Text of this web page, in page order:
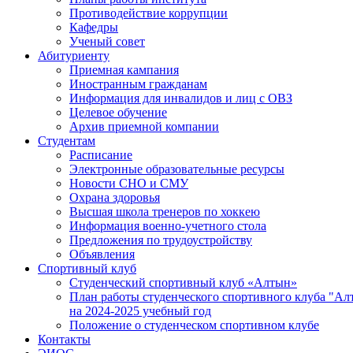
Противодействие коррупции
Кафедры
Ученый совет
Абитуриенту
Приемная кампания
Иностранным гражданам
Информация для инвалидов и лиц с ОВЗ
Целевое обучение
Архив приемной компании
Студентам
Расписание
Электронные образовательные ресурсы
Новости СНО и СМУ
Охрана здоровья
Высшая школа тренеров по хоккею
Информация военно-учетного стола
Предложения по трудоустройству
Объявления
Спортивный клуб
Студенческий спортивный клуб «Алтын»
План работы студенческого спортивного клуба
на 2024-2025 учебный год
Положение о студенческом спортивном клубе
Контакты